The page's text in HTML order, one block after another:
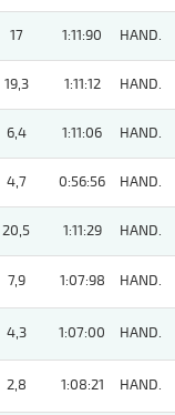
17 1:11:90 HAND.
19,3 1:11:12 HAND.
6,4 1:11:06 HAND.
4,7 0:56:56 HAND.
20,5 1:11:29 HAND.
7,9 1:07:98 HAND.
4,3 1:07:00 HAND.
2,8 1:08:21 HAND.